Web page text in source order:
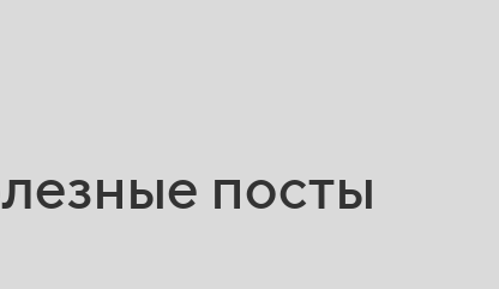
посты